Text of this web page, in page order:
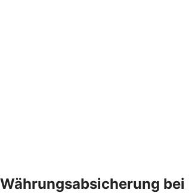
Währungsabsicherung